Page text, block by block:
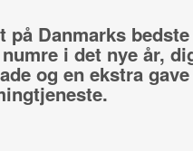
på Danmarks bedste
i det nye år,
og en ekstra